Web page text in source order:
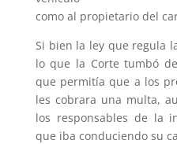
como al propietario del
Si bien la ley que regula
lo que la Corte tumbó
que permitía que a los
les cobrara una multa,
los responsables de la
que iba conduciendo su